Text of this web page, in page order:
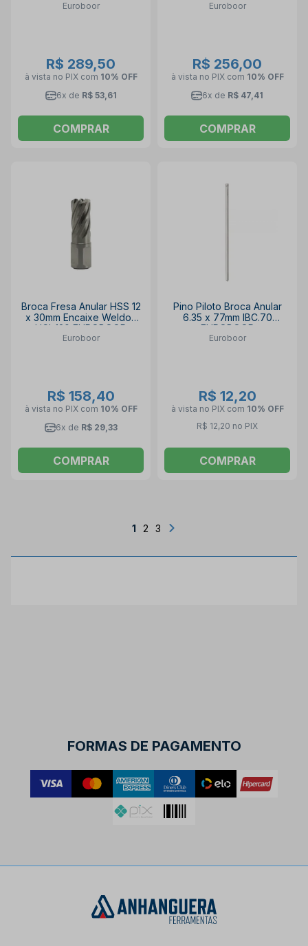
EUROBOOR
Euroboor
R$ 289,50
à vista no PIX com 10% OFF
6x de R$ 53,61
COMPRAR
Euroboor
R$ 256,00
à vista no PIX com 10% OFF
6x de R$ 47,41
COMPRAR
Broca Fresa Anular HSS 12
x 30mm Encaixe Weldon
HCL.120 EUROBOOR
Euroboor
R$ 158,40
à vista no PIX com 10% OFF
6x de R$ 29,33
COMPRAR
Pino Piloto Broca Anular
6.35 x 77mm IBC.70
EUROBOOR
Euroboor
R$ 12,20
à vista no PIX com 10% OFF
R$ 12,20 no PIX
COMPRAR
1 2 3
FORMAS DE PAGAMENTO